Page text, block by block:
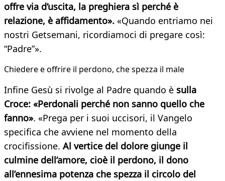
offre via d’uscita, la preghiera sì perché è
relazione, è affidamento». «Quando entriamo nei
nostri Getsemani, ricordiamoci di pregare così:
“Padre”».
Chiedere e offrire il perdono, che spezza il male
Infine Gesù si rivolge al Padre quando è sulla
Croce: «Perdonali perché non sanno quello che
fanno». «Prega per i suoi uccisori, il Vangelo
specifica che avviene nel momento della
crocifissione. Al vertice del dolore giunge il
culmine dell’amore, cioè il perdono, il dono
all’ennesima potenza che spezza il circolo del